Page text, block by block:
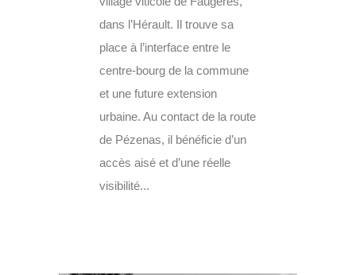
dans l’Hérault. Il trouve sa
place à l’interface entre le
centre-bourg de la commune
et une future extension
urbaine. Au contact de la route
de Pézenas, il bénéficie d’un
accès aisé et d’une réelle
visibilité...